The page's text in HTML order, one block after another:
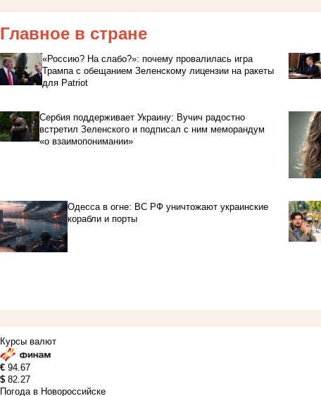
Главное в стране
«Россию? На слабо?»: почему провалилась игра
Трампа с обещанием Зеленскому лицензии на ракеты
для Patriot
Сербия поддерживает Украину: Вучич радостно
встретил Зеленского и подписал с ним меморандум
«о взаимопонимании»
Одесса в огне: ВС РФ уничтожают украинские
корабли и порты
Курсы валют
€ 94.67
$ 82.27
Погода в Новороссийске